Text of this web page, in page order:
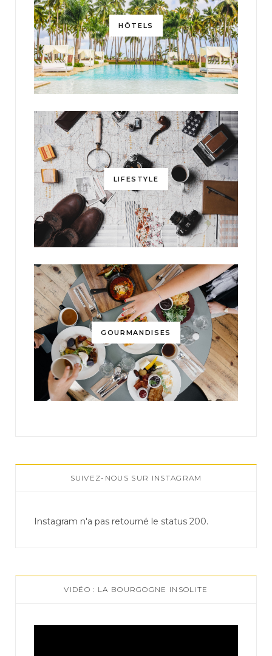
HÔTELS
LIFESTYLE
GOURMANDISES
SUIVEZ-NOUS SUR INSTAGRAM
Instagram n'a pas retourné le status 200.
VIDÉO : LA BOURGOGNE INSOLITE